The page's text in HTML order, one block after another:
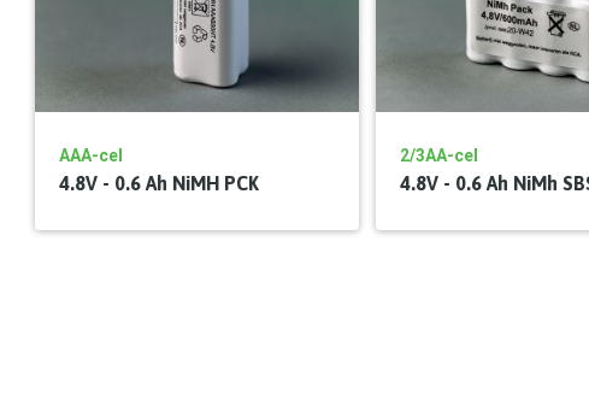
AAA-cel
4.8V - 0.6 Ah NiMH PCK
2/3AA-cel
4.8V - 0.6 Ah NiMh